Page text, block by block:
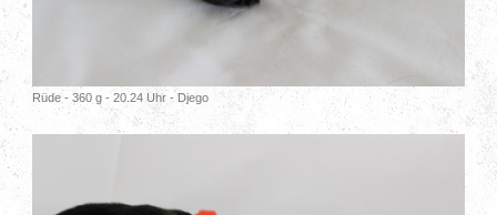
Rüde - 360 g - 20.24 Uhr - Djego